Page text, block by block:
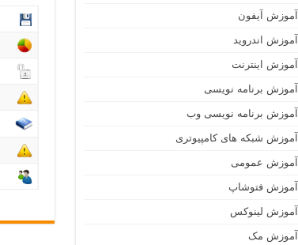
آموزش آیفون
آموزش اندروید
آموزش اینترنت
آموزش برنامه نویسی
آموزش برنامه نویسی وب
آموزش شبکه های کامپیوتری
آموزش عمومی
آموزش فتوشاپ
آموزش لینوکس
آموزش مک